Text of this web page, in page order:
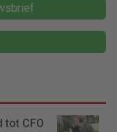
tot CFO